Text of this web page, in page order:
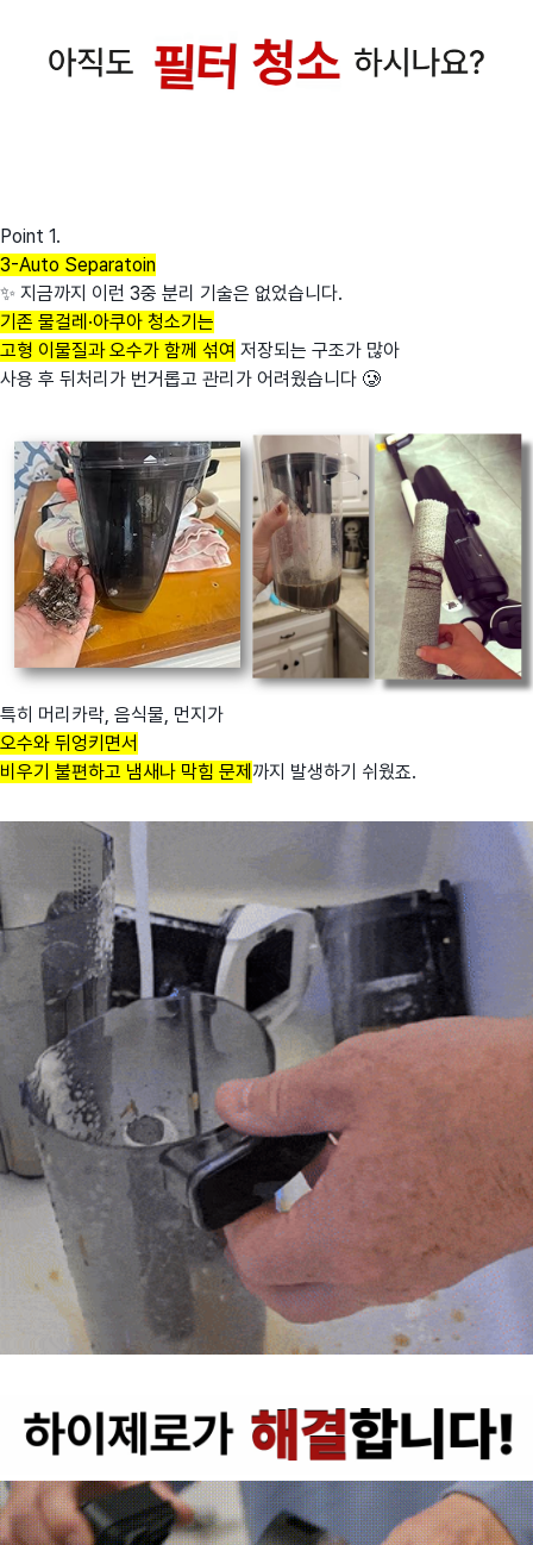
Point 1.
3-Auto Separatoin
✨ 지금까지 이런 3중 분리 기술은 없었습니다.
기존 물걸레·아쿠아 청소기는
고형 이물질과 오수가 함께 섞여 저장되는 구조가 많아
사용 후 뒤처리가 번거롭고 관리가 어려웠습니다 🥲
특히 머리카락, 음식물, 먼지가
오수와 뒤엉키면서
비우기 불편하고 냄새나 막힘 문제까지 발생하기 쉬웠죠.